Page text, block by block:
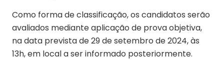
Como forma de classificação, os candidatos serão
avaliados mediante aplicação de prova objetiva,
na data prevista de 29 de setembro de 2024, às
13h, em local a ser informado posteriormente.